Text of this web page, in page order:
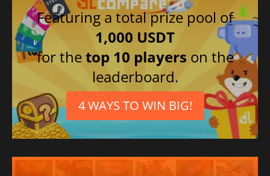
Featuring a total prize pool of
1,000 USDT
for thetop 10 players on the
leaderboard.
4 WAYS TO WIN BIG!